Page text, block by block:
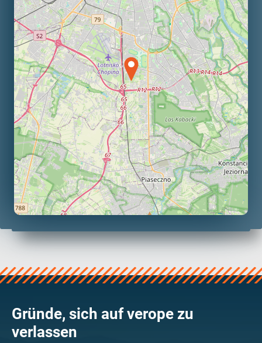
Gründe, sich auf verope zu
verlassen